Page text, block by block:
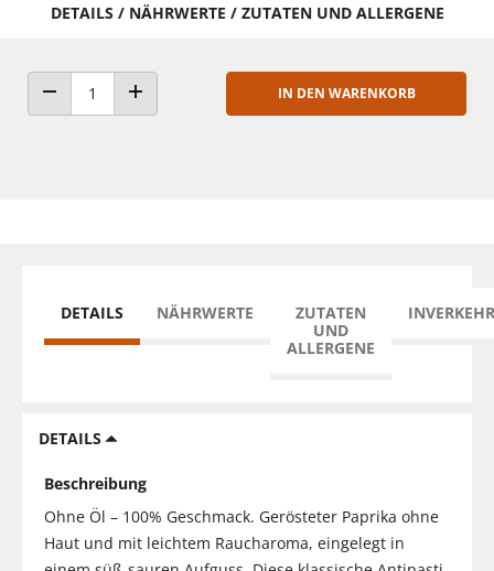
DETAILS / NÄHRWERTE / ZUTATEN UND ALLERGENE
ANZAHL VERRINGERNANZAHL ERHÖHEN
IN DEN WARENKORB
DETAILS NÄHRWERTE
ZUTATEN
UND
ALLERGENE
DETAILS
Beschreibung
Ohne Öl – 100% Geschmack. Gerösteter Paprika ohne
Haut und mit leichtem Raucharoma, eingelegt in